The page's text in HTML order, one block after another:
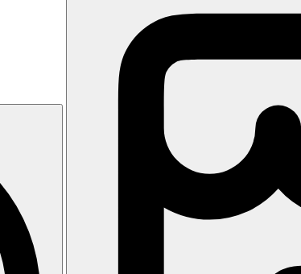
hotelu jsou obchody a restaurace.
obchody, konferenční místnost, wifi
minibar, trezor, telefon, TV/sat., set na
uvedené vybavení)
přistýlky formou rozkládací pohovky nebo gauče